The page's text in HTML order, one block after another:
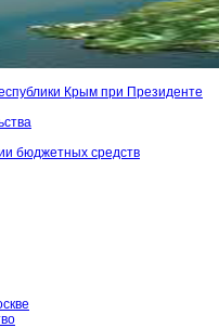
Крым при Президенте
бюджетных средств